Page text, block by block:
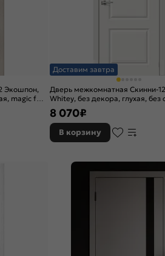
Экошпон,
magic fog,
Доставим завтра
Дверь межкомнатная Скинни-
Whitey, без декора, глухая, без
кромки, скиновая
8 070₽
В корзину